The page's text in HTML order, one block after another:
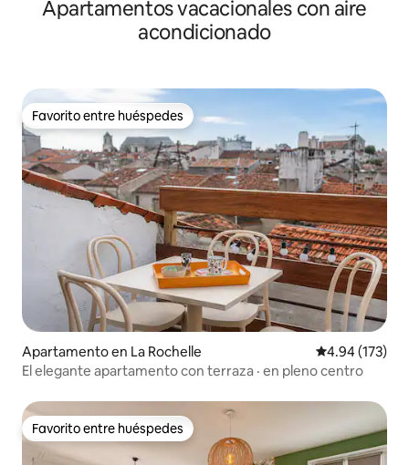
climatizada
Apartamentos vacacionales con aire
acondicionado
Favorito entre huéspedes
Favorito entre huéspedes
Apartamento en La Rochelle Calificación
4.94 (173)
El elegante apartamento con terraza · en pleno centro
Favorito entre huéspedes
Favorito entre huéspedes